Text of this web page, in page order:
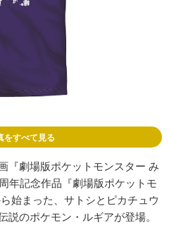
をすべて見る
『劇場版ポケットモンスター み
年記念作品『劇場版ポケットモ
始まった、サトシとピカチュウ
説のポケモン・ルギアが登場。